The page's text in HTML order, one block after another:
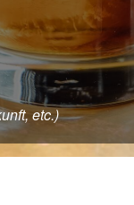
etc.)